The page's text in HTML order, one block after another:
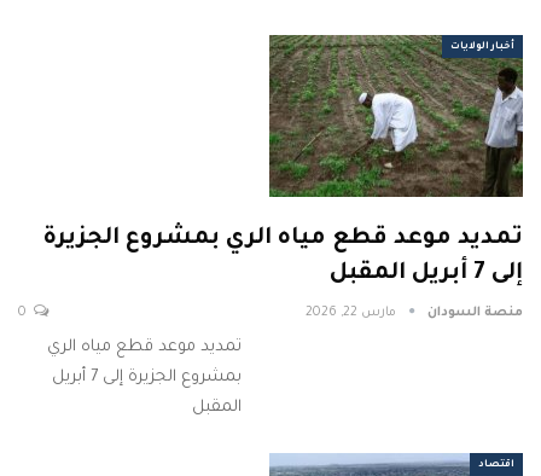
أخبار الولايات
تمديد موعد قطع مياه الري بمشروع الجزيرة
إلى 7 أبريل المقبل
منصة السودان مارس 22, 2026
تمديد موعد قطع مياه الري
بمشروع الجزيرة إلى 7 أبريل
المقبل
اقتصاد